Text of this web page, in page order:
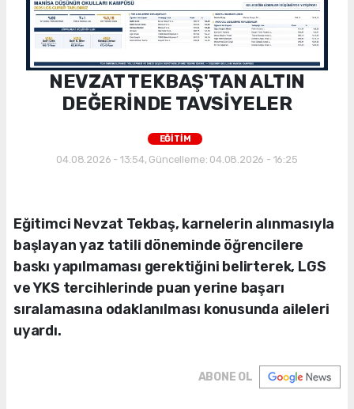
NEVZAT TEKBAŞ'TAN ALTIN
DEĞERİNDE TAVSİYELER
EĞİTİM
04.08.2026 - 13:54, Güncelleme: 04.08.2026 - 16:25
Eğitimci Nevzat Tekbaş, karnelerin alınmasıyla
başlayan yaz tatili döneminde öğrencilere
baskı yapılmaması gerektiğini belirterek, LGS
ve YKS tercihlerinde puan yerine başarı
sıralamasına odaklanılması konusunda aileleri
uyardı.
ABONE OL